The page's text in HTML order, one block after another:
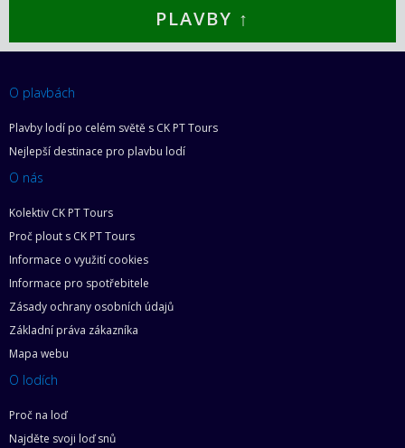
PLAVBY ↑
O plavbách
Plavby lodí po celém světě s CK PT Tours
Nejlepší destinace pro plavbu lodí
O nás
Kolektiv CK PT Tours
Proč plout s CK PT Tours
Informace o využití cookies
Informace pro spotřebitele
Zásady ochrany osobních údajů
Základní práva zákazníka
Mapa webu
O lodích
Proč na loď
Najděte svoji loď snů